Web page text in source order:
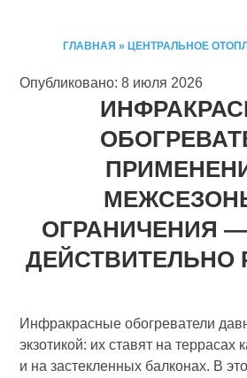
ГЛАВНАЯ » ЦЕНТРАЛЬНОЕ
Опубликовано: 8 июля 2026
ОГРАНИЧЕНИЯ
ДЕЙСТВИТЕЛЬНО
Инфракрасные обогреватели
экзотикой: их ставят на террасах
и на застекленных балконах. В